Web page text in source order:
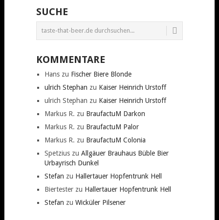
SUCHE
KOMMENTARE
Hanszu Fischer Biere Blonde
ulrich Stephan zu Kaiser Heinrich Urstoff
ulrich Stephan zu Kaiser Heinrich Urstoff
Markus R. zu BraufactuM Darkon
Markus R. zu BraufactuM Palor
Markus R. zu BraufactuM Colonia
Spetziuszu Allgäuer Brauhaus Büble Bier
Urbayrisch Dunkel
Stefan zu Hallertauer Hopfentrunk Hell
Biertesterzu Hallertauer Hopfentrunk Hell
Stefan zu Wicküler Pilsener